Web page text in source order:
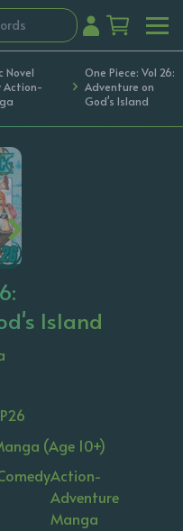
Novel
Action-
One Piece: Vol 26:
Adventure on
God's Island
›
Island
(Age 10+)
Action-
Adventure
Manga